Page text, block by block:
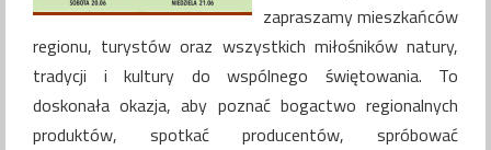
zapraszamy mieszkańców
regionu, turystów oraz wszystkich miłośników natury,
tradycji i kultury do wspólnego świętowania. To
doskonała okazja, aby poznać bogactwo regionalnych
produktów, spotkać producentów, spróbować